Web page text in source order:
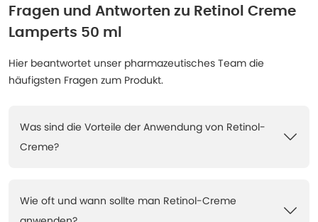
Fragen und Antworten zu Retinol Creme
Lamperts 50 ml
Hier beantwortet unser pharmazeutisches Team die
häufigsten Fragen zum Produkt.
Was sind die Vorteile der Anwendung von Retinol-
Creme?
Wie oft und wann sollte man Retinol-Creme